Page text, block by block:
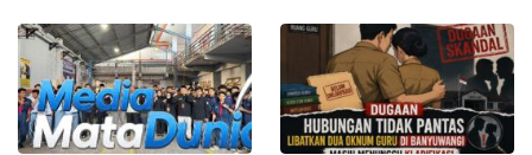
Depan Gerbang Sekolah